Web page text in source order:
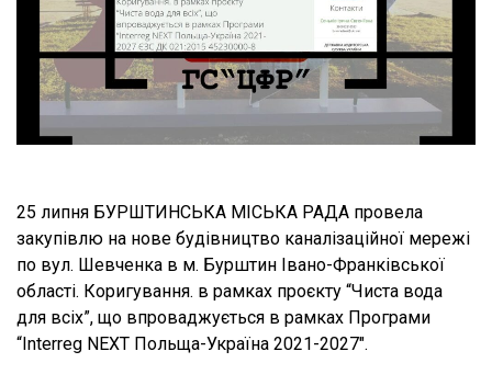
25 липня БУРШТИНСЬКА МІСЬКА РАДА провела
закупівлю на нове будівництво каналізаційної мережі
по вул. Шевченка в м. Бурштин Івано-Франківської
області. Коригування. в рамках проєкту “Чиста вода
для всіх”, що впроваджується в рамках Програми
“Interreg NEXT Польща-Україна 2021-2027″.